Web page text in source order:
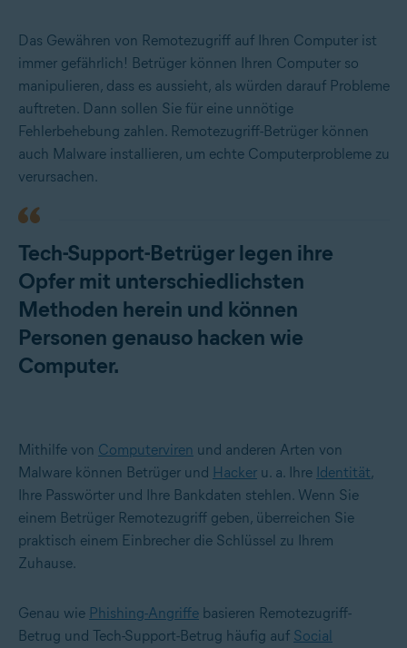
Das Gewähren von Remotezugriff auf Ihren Computer ist
immer gefährlich! Betrüger können Ihren Computer so
manipulieren, dass es aussieht, als würden darauf Probleme
auftreten. Dann sollen Sie für eine unnötige
Fehlerbehebung zahlen. Remotezugriff-Betrüger können
auch Malware installieren, um echte Computerprobleme zu
verursachen.
Tech-Support-Betrüger legen ihre
Opfer mit unterschiedlichsten
Methoden herein und können
Personen genauso hacken wie
Computer.
Mithilfe von Computerviren und anderen Arten von
Malware können Betrüger und Hacker u. a. Ihre Identität,
Ihre Passwörter und Ihre Bankdaten stehlen. Wenn Sie
einem Betrüger Remotezugriff geben, überreichen Sie
praktisch einem Einbrecher die Schlüssel zu Ihrem
Zuhause.
Genau wie Phishing-Angriffe basieren Remotezugriff-
Betrug und Tech-Support-Betrug häufig auf Social